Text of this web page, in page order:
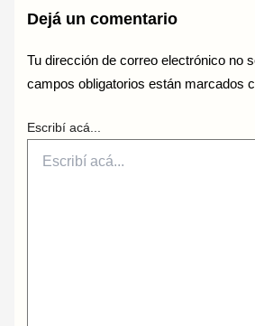
Dejá un comentario
Tu dirección de correo electrónico no
campos obligatorios están marcados
Escribí acá...